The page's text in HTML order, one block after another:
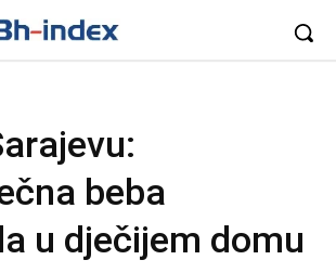
beba
u dječijem domu